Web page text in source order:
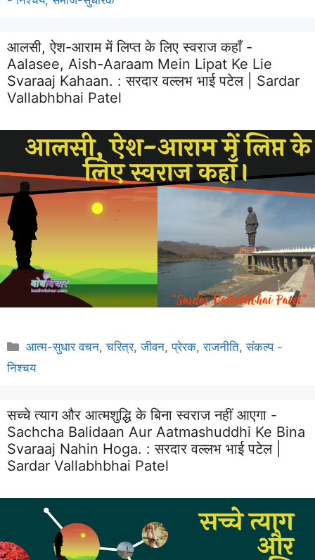
आलसी, ऐश-आराम में लिप्त के लिए स्वराज कहाँ -
Aalasee, Aish-Aaraam Mein Lipat Ke Lie
Svaraaj Kahaan. :सरदार वल्लभ भाई पटेल | Sardar
Vallabhbhai Patel
Categories
आत्म-सुधार वचन,चरित्र,जीवन,प्रेरक,राजनीति,संकल्प -
निश्चय
सच्चे त्याग और आत्मशुद्धि के बिना स्वराज नहीं आएगा -
Sachcha Balidaan Aur Aatmashuddhi Ke Bina
Svaraaj Nahin Hoga. :सरदार वल्लभ भाई पटेल |
Sardar Vallabhbhai Patel